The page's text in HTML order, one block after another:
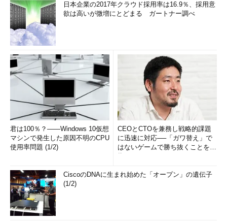
日本企業の2017年クラウド採用率は16.9％、採用意
欲は高いが微増にとどまる ガートナー調べ
君は100％？――Windows 10仮想
マシンで発生した原因不明のCPU
使用率問題 (1/2)
CEOとCTOを兼務し戦略的課題
に迅速に対応──「ガワ替え」で
はないゲームで勝ち抜くことを目
CiscoのDNAに生まれ始めた「オープン」の遺伝子
(1/2)